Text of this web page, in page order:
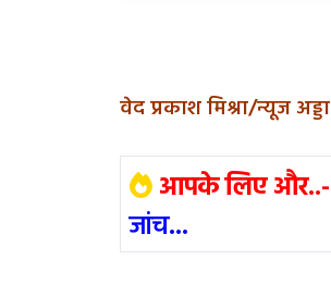
वेद प्रकाश मिश्रा/न्यूज अड्डा
आपके लिए और..-
जांच...